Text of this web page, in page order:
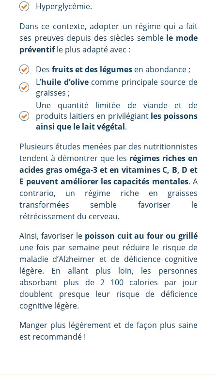
Hyperglycémie.
Dans ce contexte, adopter un régime qui a fait
ses preuves depuis des siècles semble le mode
préventifle plus adapté avec :
Des fruits et des légumes en abondance ;
L’huile d’olivecomme principale source de
graisses ;
Une quantité limitée de viande et de
produits laitiers en privilégiant les poissons
ainsi que le lait végétal.
Plusieurs études menées par des nutritionnistes
tendent à démontrer que les régimes riches en
acides gras oméga-3 et en vitamines C, B, D et
E peuvent améliorer les capacités mentales. A
contrario, un régime riche en graisses
transformées semble favoriser le
rétrécissement du cerveau.
Ainsi, favoriser le poisson cuit au four ou grillé
une fois par semaine peut réduire le risque de
maladie d’Alzheimer et de déficience cognitive
légère. En allant plus loin, les personnes
absorbant plus de 2 100 calories par jour
doublent presque leur risque de déficience
cognitive légère.
Manger plus légèrement et de façon plus saine
est recommandé !